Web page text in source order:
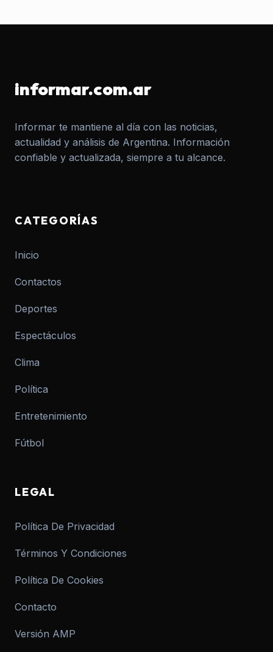
informar.com.ar
Informar te mantiene al día con las noticias,
actualidad y análisis de Argentina. Información
confiable y actualizada, siempre a tu alcance.
CATEGORÍAS
Inicio
Contactos
Deportes
Espectáculos
Clima
Política
Entretenimiento
Fútbol
LEGAL
Política De Privacidad
Términos Y Condiciones
Política De Cookies
Contacto
Versión AMP